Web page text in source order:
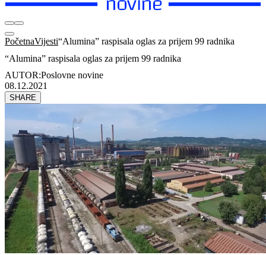
PočetnaVijesti“Alumina” raspisala oglas za prijem 99 radnika
“Alumina” raspisala oglas za prijem 99 radnika
AUTOR:Poslovne novine
08.12.2021
SHARE